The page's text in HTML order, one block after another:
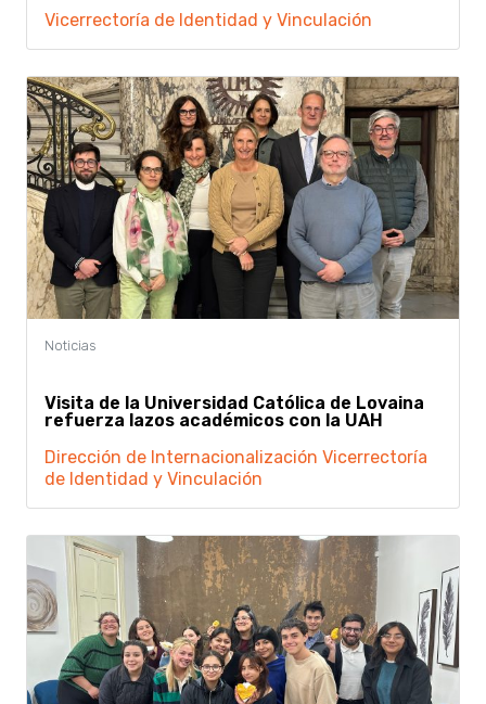
Vicerrectoría de Identidad y Vinculación
Visita de la Universidad Católica de Lovaina
refuerza lazos académicos con la UAH
Dirección de Internacionalización Vicerrectoría
de Identidad y Vinculación